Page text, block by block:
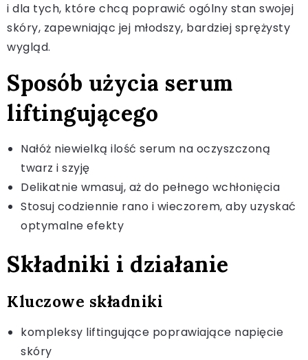
i dla tych, które chcą poprawić ogólny stan swojej
skóry, zapewniając jej młodszy, bardziej sprężysty
wygląd.
Sposób użycia serum
liftingującego
Nałóż niewielką ilość serum na oczyszczoną
twarz i szyję
Delikatnie wmasuj, aż do pełnego wchłonięcia
Stosuj codziennie rano i wieczorem, aby uzyskać
optymalne efekty
Składniki i działanie
Kluczowe składniki
kompleksy liftingujące poprawiające napięcie
skóry